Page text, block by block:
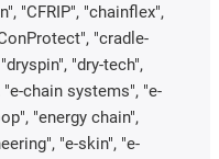
"CFRIP", "chainflex",
"cradle-
"dry-tech",
"e-chain systems", "e-
"energy chain",
"e-skin", "e-